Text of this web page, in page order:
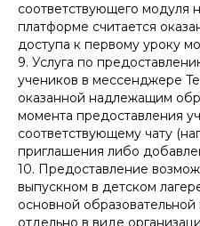
соответствующего модуля
платформе считается
доступа к первому уроку
9. Услуга по
учеников в мессенджере
оказанной надлежащим
момента предоставления
соответствующему чату
приглашения либо
10. Предоставление
выпускном в детском
основной
отдельно в виде